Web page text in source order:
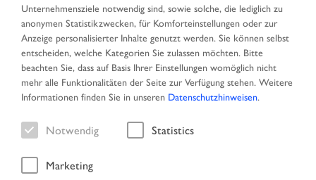
Toggle
navigation
MENU
Fahrzeug
Startseite Fahrzeugsuche
Unternehmensziele notwendig sind, sowie solche, die lediglich zu
anonymen Statistikzwecken, für Komforteinstellungen oder zur
Anzeige personalisierter Inhalte genutzt werden. Sie können selbst
entscheiden, welche Kategorien Sie zulassen möchten. Bitte
beachten Sie, dass auf Basis Ihrer Einstellungen womöglich nicht
mehr alle Funktionalitäten der Seite zur Verfügung stehen. Weitere
Informationen finden Sie in unseren Datenschutzhinweisen.
Notwendig Statistics
Marketing